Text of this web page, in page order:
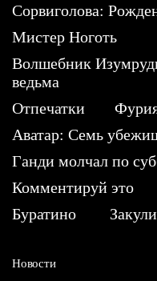
Сорвиголова:
Мистер Ноготь
Волшебник
ведьма
Отпечатки
Аватар: Семь
Ганди молчал по
Комментируй это
Буратино
Новости